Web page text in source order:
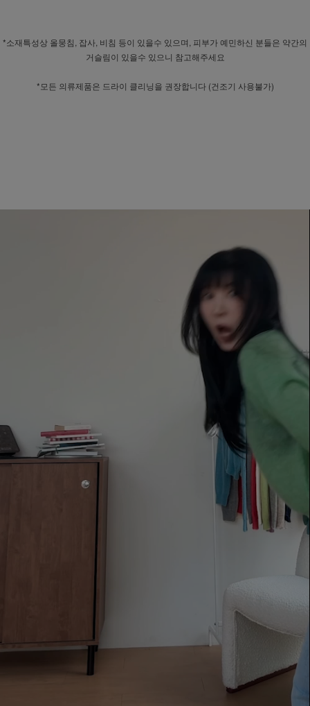
*소재특성상 올뭉침, 잡사, 비침 등이 있을수 있으며, 피부가 예민하신 분들은 약간의
거슬림이 있을수 있으니 참고해주세요
*모든 의류제품은 드라이 클리닝을 권장합니다 (건조기 사용불가)